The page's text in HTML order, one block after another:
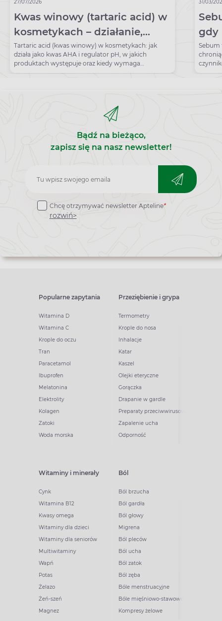
27/07/2026
Kwas winowy (tartaric acid) w
kosmetykach – działanie,
właściwości, zastosowanie
Tartaric acid (kwas winowy) w kosmetykach: jak
działa jako kwas AHA i regulator pH, w jakich
produktach występuje oraz kiedy wymaga
ostrożności?
31/03/
gdy
Sebum
Bądź na bieżąco,
zapisz się na nasz newsletter!
Zapisz
do
newslettera
Chcę otrzymywać newsletter Apteline*
rozwiń>
Popularne zapytania
Witamina D
Witamina C
Krople do oczu
Tran
Paracetamol
Ibuprofen
Melatonina
Elektrolity
Kolagen
Zatoki
Woda morska
Przeziębienie i grypa
Termometry
Krople do nosa
Inhalacje
Katar
Kaszel
Olejki eteryczne
Gorączka
Drapanie w gardle
Preparaty przeciwwirusowe
Zapalenie ucha
Odporność
Witaminy i minerały
Cynk
Witamina B12
Kwasy omega
Witaminy dla dzieci
Witaminy dla seniorów
Multiwitaminy
Wapń
Potas
Żelazo
Żeń-szeń
Magnez
Ból
Ból brzucha
Ból gardła
Ból głowy
Migrena
Ból pleców
Ból ucha
Ból zatok
Ból zęba
Bóle menstruacyjne
Bóle mięśniowo-stawowe
Kompresy żelowe